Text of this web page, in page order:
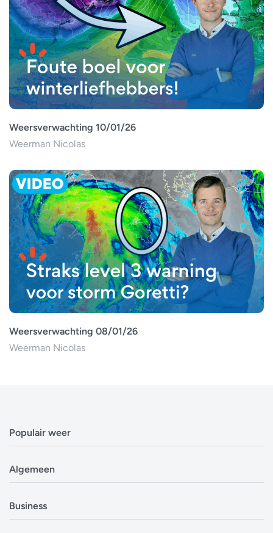
Weersverwachting 10/01/26
Weerman Nicolas
Weersverwachting 08/01/26
Weerman Nicolas
Populair weer
Weerbericht Brussel
Weerbericht Eindhoven
Algemeen
Privacyverklaring
Business